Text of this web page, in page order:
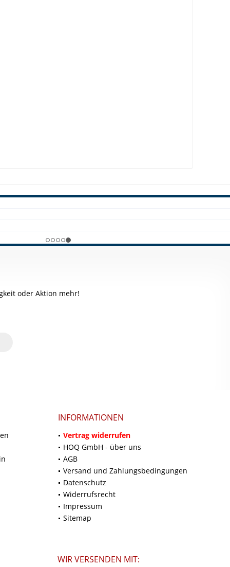
oder Aktion mehr!
INFORMATIONEN
Vertrag widerrufen
HOQ GmbH - über uns
AGB
Versand und Zahlungsbedingungen
Datenschutz
Widerrufsrecht
Impressum
Sitemap
WIR VERSENDEN MIT: